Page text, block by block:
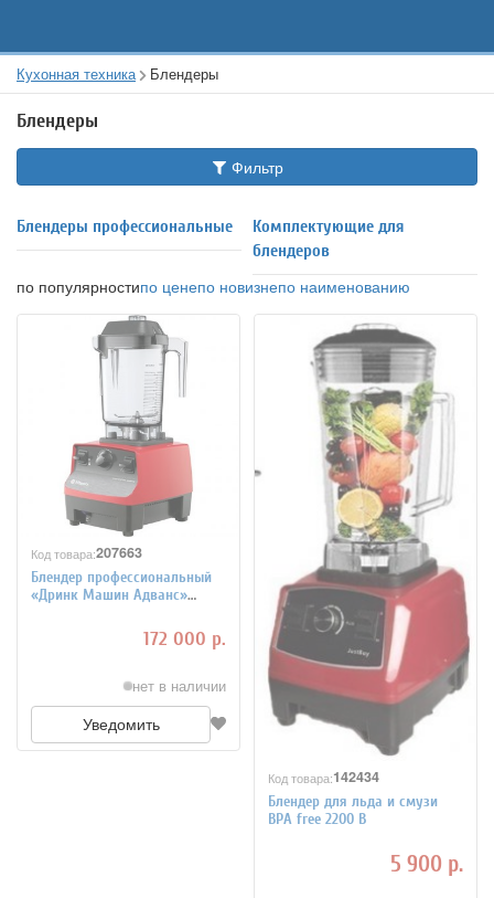
Кухонная техника Блендеры
Блендеры
Фильтр
Блендеры профессиональные
Комплектующие для
блендеров
по популярностипо ценепо новизнепо наименованию
Код товара:207663
Блендер профессиональный
«Дринк Машин Адванс»
172 000 р.
нет в наличии
Уведомить
Код товара:142434
Блендер для льда и смузи
BPA free 2200 В
5 900 р.